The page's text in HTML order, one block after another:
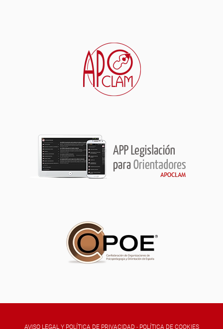
AVISO LEGAL Y POLÍTICA DE PRIVACIDAD- POLÍTICA DE COOKIES